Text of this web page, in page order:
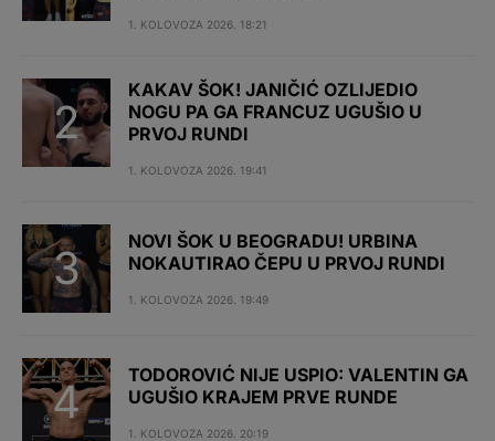
1. KOLOVOZA 2026. 18:21
KAKAV ŠOK! JANIČIĆ OZLIJEDIO
NOGU PA GA FRANCUZ UGUŠIO U
PRVOJ RUNDI
1. KOLOVOZA 2026. 19:41
NOVI ŠOK U BEOGRADU! URBINA
NOKAUTIRAO ČEPU U PRVOJ RUNDI
1. KOLOVOZA 2026. 19:49
TODOROVIĆ NIJE USPIO: VALENTIN GA
UGUŠIO KRAJEM PRVE RUNDE
1. KOLOVOZA 2026. 20:19